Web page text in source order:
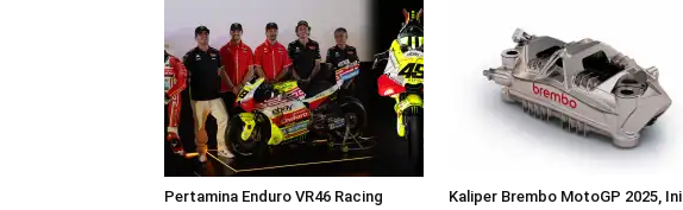
Pertamina Enduro VR46 Racing
Kaliper Brembo MotoGP 2025, Ini